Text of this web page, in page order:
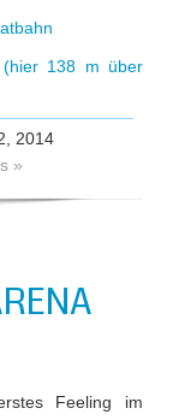
(hier 138 m über
2014
»
Feeling im